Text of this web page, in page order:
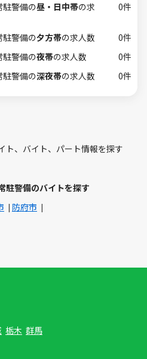
駐警備の昼・日中帯の求
0件
駐警備の夕方帯の求人数
0件
駐警備の夜帯の求人数
0件
駐警備の深夜帯の求人数 0件
ト、バイト、パート情報を探す
駐警備のバイトを探す
防府市
栃木 群馬